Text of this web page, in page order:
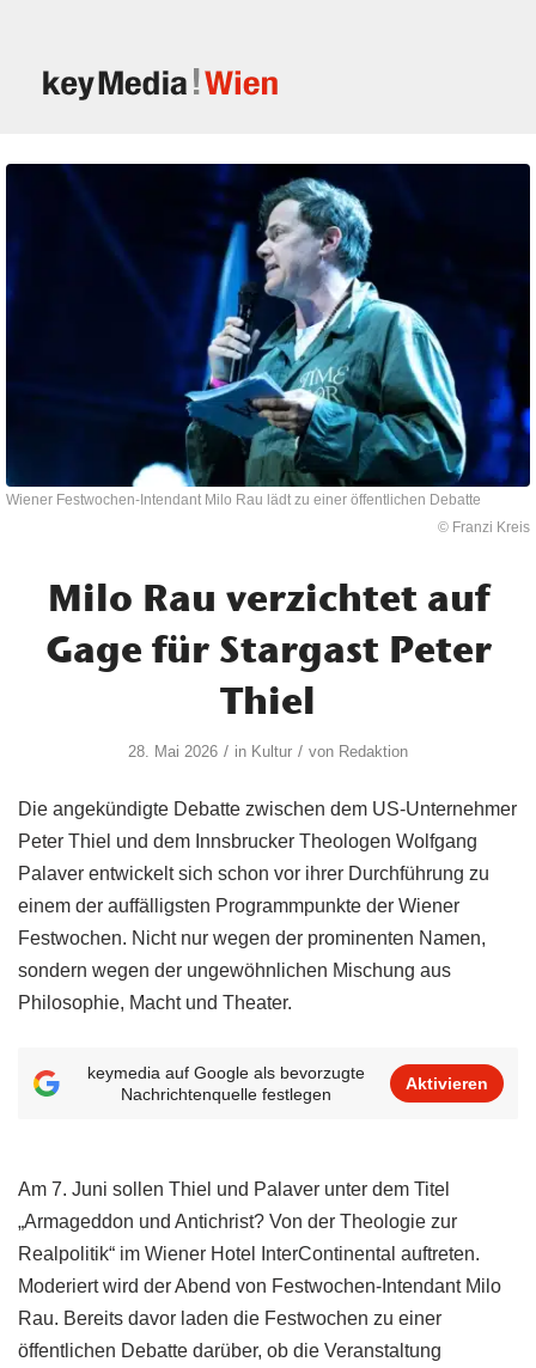
Wiener Festwochen-Intendant Milo Rau lädt zu einer öffentlichen Debatte
© Franzi Kreis
Milo Rau verzichtet auf
Gage für Stargast Peter
Thiel
28. Mai 2026 / in Kultur / von Redaktion
Die angekündigte Debatte zwischen dem US-Unternehmer
Peter Thiel und dem Innsbrucker Theologen Wolfgang
Palaver entwickelt sich schon vor ihrer Durchführung zu
einem der auffälligsten Programmpunkte der Wiener
Festwochen. Nicht nur wegen der prominenten Namen,
sondern wegen der ungewöhnlichen Mischung aus
Philosophie, Macht und Theater.
keymedia auf Google als bevorzugte
Nachrichtenquelle festlegen
Aktivieren
Am 7. Juni sollen Thiel und Palaver unter dem Titel
„Armageddon und Antichrist? Von der Theologie zur
Realpolitik“ im Wiener Hotel InterContinental auftreten.
Moderiert wird der Abend von Festwochen-Intendant Milo
Rau. Bereits davor laden die Festwochen zu einer
öffentlichen Debatte darüber, ob die Veranstaltung